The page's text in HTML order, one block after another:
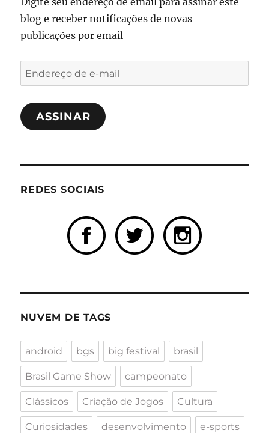
blog e receber notificações de novas
publicações por email
Endereço
de
e-
mailASSINAR
REDES SOCIAIS
NUVEM DE TAGS
android bgs big festival brasil
Brasil Game Show campeonato
Clássicos Criação de Jogos Cultura
Curiosidades desenvolvimento e-sports